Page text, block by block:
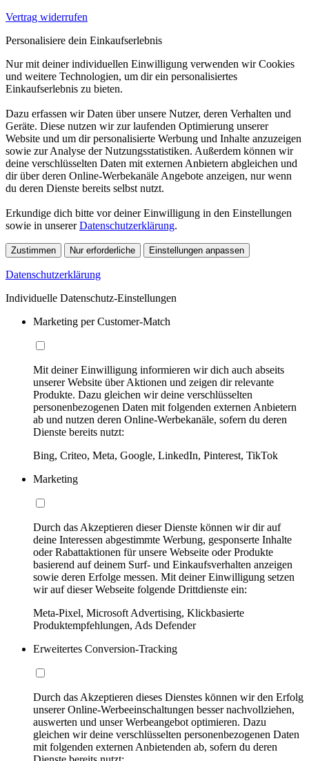
Vertrag widerrufen
Personalisiere dein Einkaufserlebnis
Nur mit deiner individuellen Einwilligung verwenden wir Cookies
und weitere Technologien, um dir ein personalisiertes
Einkaufserlebnis zu bieten.
Dazu erfassen wir Daten über unsere Nutzer, deren Verhalten und
Geräte. Diese nutzen wir zur laufenden Optimierung unserer
Website und um dir personalisierte Werbung und Inhalte anzuzeigen
sowie zur Analyse der Nutzungsstatistiken. Außerdem können wir
deine verschlüsselten Daten mit externen Anbietern abgleichen und
dir über deren Online-Werbekanäle Angebote anzeigen, nur wenn
du deren Dienste bereits selbst nutzt.
Erkundige dich bitte vor deiner Einwilligung in den Einstellungen
sowie in unsererDatenschutzerklärung.
Zustimmen Nur erforderliche Einstellungen anpassen
Datenschutzerklärung
Individuelle Datenschutz-Einstellungen
Marketing per Customer-Match
Mit deiner Einwilligung informieren wir dich auch abseits
unserer Website über Aktionen und zeigen dir relevante
Produkte. Dazu gleichen wir deine verschlüsselten
personenbezogenen Daten mit folgenden externen Anbietern
ab und nutzen deren Online-Werbekanäle, sofern du deren
Dienste bereits nutzt:
Bing, Criteo, Meta, Google, LinkedIn, Pinterest, TikTok
Marketing
Durch das Akzeptieren dieser Dienste können wir dir auf
deine Interessen abgestimmte Werbung, gesponserte Inhalte
oder Rabattaktionen für unsere Webseite oder Produkte
basierend auf deinem Surf- und Einkaufsverhalten anzeigen
sowie deren Erfolge messen. Mit deiner Einwilligung setzen
wir auf dieser Webseite folgende Drittdienste ein:
Meta-Pixel, Microsoft Advertising, Klickbasierte
Produktempfehlungen, Ads Defender
Erweitertes Conversion-Tracking
Durch das Akzeptieren dieses Dienstes können wir den Erfolg
unserer Online-Werbeeinschaltungen besser nachvollziehen,
auswerten und unser Werbeangebot optimieren. Dazu
gleichen wir deine verschlüsselten personenbezogenen Daten
mit folgenden externen Anbietenden ab, sofern du deren